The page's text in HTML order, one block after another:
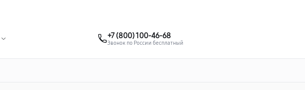
+7 (800) 100-46-68
Звонок по России бесплатный